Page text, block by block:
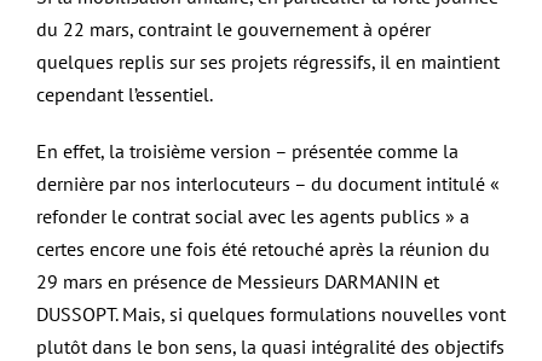
du 22 mars, contraint le gouvernement à opérer
quelques replis sur ses projets régressifs, il en maintient
cependant l’essentiel.
En effet, la troisième version – présentée comme la
dernière par nos interlocuteurs – du document intitulé «
refonder le contrat social avec les agents publics » a
certes encore une fois été retouché après la réunion du
29 mars en présence de Messieurs DARMANIN et
DUSSOPT. Mais, si quelques formulations nouvelles vont
plutôt dans le bon sens, la quasi intégralité des objectifs